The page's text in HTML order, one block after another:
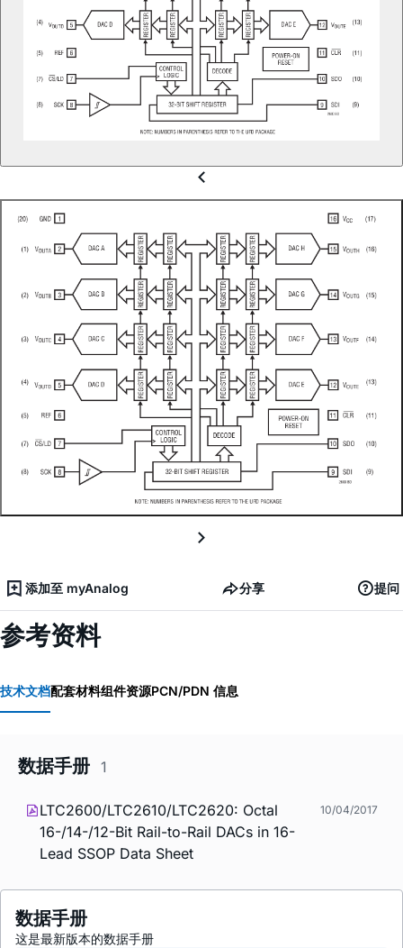
添加至 myAnalog 分享 提问
参考资料
技术文档配套材料组件资源PCN/PDN 信息
数据手册 1
LTC2600/LTC2610/LTC2620: Octal
16-/14-/12-Bit Rail-to-Rail DACs in 16-
Lead SSOP Data Sheet
10/04/2017
数据手册
这是最新版本的数据手册